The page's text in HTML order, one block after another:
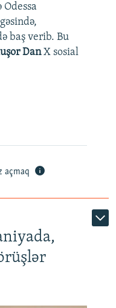
baş verib. Bu
DanX sosial
açmaq